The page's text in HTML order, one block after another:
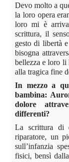
Devo molto a
la loro opera
loro mi è
scrittura, il
gesto di libertà
bisogna
bellezza e loro li
alla tragica fine
In mezzo a
bambina:
dolore
differenti?
La scrittura di
riparatore, un
sull’infanzia
fisici, bensì